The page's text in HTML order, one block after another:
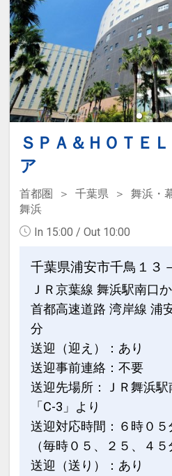
ＳＰＡ＆ＨＯＴＥ
ア
首都圏 千葉県
舞浜・
舞浜
In 15:00 / Out 10:00
千葉県浦安市千鳥１３
ＪＲ京葉線 舞浜駅南口
首都高速道路 湾岸線 浦
分
送迎（迎え）：あり
送迎事前連絡：不要
送迎先場所：ＪＲ舞浜
「C-3」より
送迎対応時間：６時０
（毎時０５、２５、４５
送迎（送り）：あり